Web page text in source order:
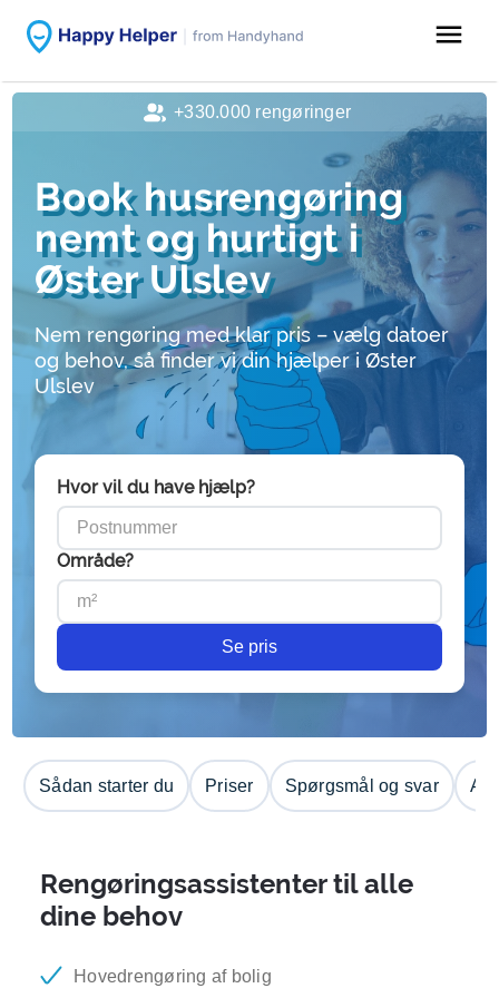
menu
Book husrengøring
nemt og hurtigt i
Øster Ulslev
Nem rengøring med klar pris – vælg datoer
og behov, så finder vi din hjælper i Øster
Ulslev
Hvor vil du have hjælp?
Område?
Se pris
Sådan starter du Priser Spørgsmål og svar
Rengøringsassistenter til alle
dine behov
Hovedrengøring af bolig
+330.000 rengøringer